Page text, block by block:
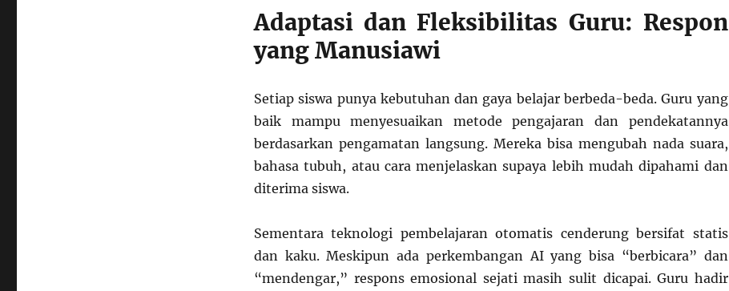
Adaptasi dan Fleksibilitas Guru: Respon
yang Manusiawi
Setiap siswa punya kebutuhan dan gaya belajar berbeda-beda. Guru yang
baik mampu menyesuaikan metode pengajaran dan pendekatannya
berdasarkan pengamatan langsung. Mereka bisa mengubah nada suara,
bahasa tubuh, atau cara menjelaskan supaya lebih mudah dipahami dan
diterima siswa.
Sementara teknologi pembelajaran otomatis cenderung bersifat statis
dan kaku. Meskipun ada perkembangan AI yang bisa “berbicara” dan
“mendengar,” respons emosional sejati masih sulit dicapai. Guru hadir